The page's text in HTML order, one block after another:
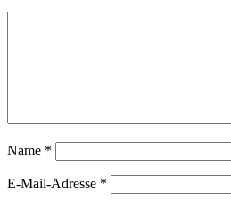
Name *
E-Mail-Adresse *